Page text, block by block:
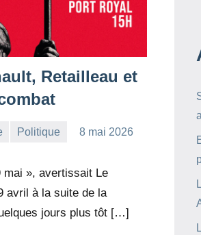
Retailleau et
Politique
8 mai 2026
», avertissait Le
avril à la suite de la
jours plus tôt […]